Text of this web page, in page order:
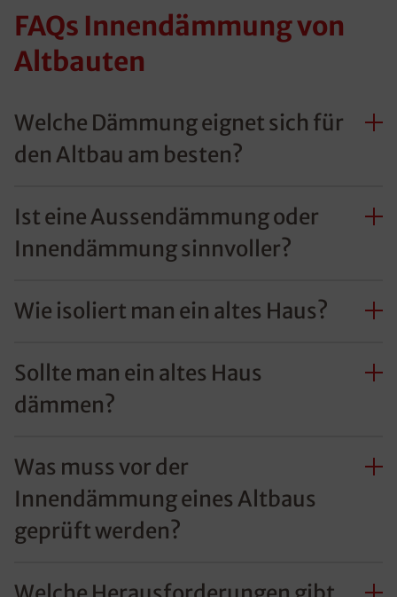
FAQs Innendämmung von
Altbauten
Welche Dämmung eignet sich für
den Altbau am besten?
Ist eine Aussendämmung oder
Innendämmung sinnvoller?
Wie isoliert man ein altes Haus?
Sollte man ein altes Haus
dämmen?
Was muss vor der
Innendämmung eines Altbaus
geprüft werden?